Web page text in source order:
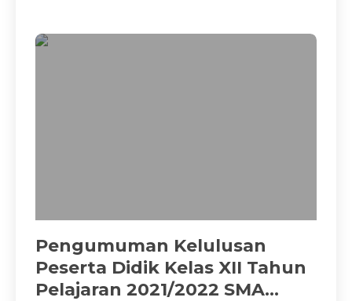
Pengumuman Kelulusan
Peserta Didik Kelas XII Tahun
Pelajaran 2021/2022 SMA